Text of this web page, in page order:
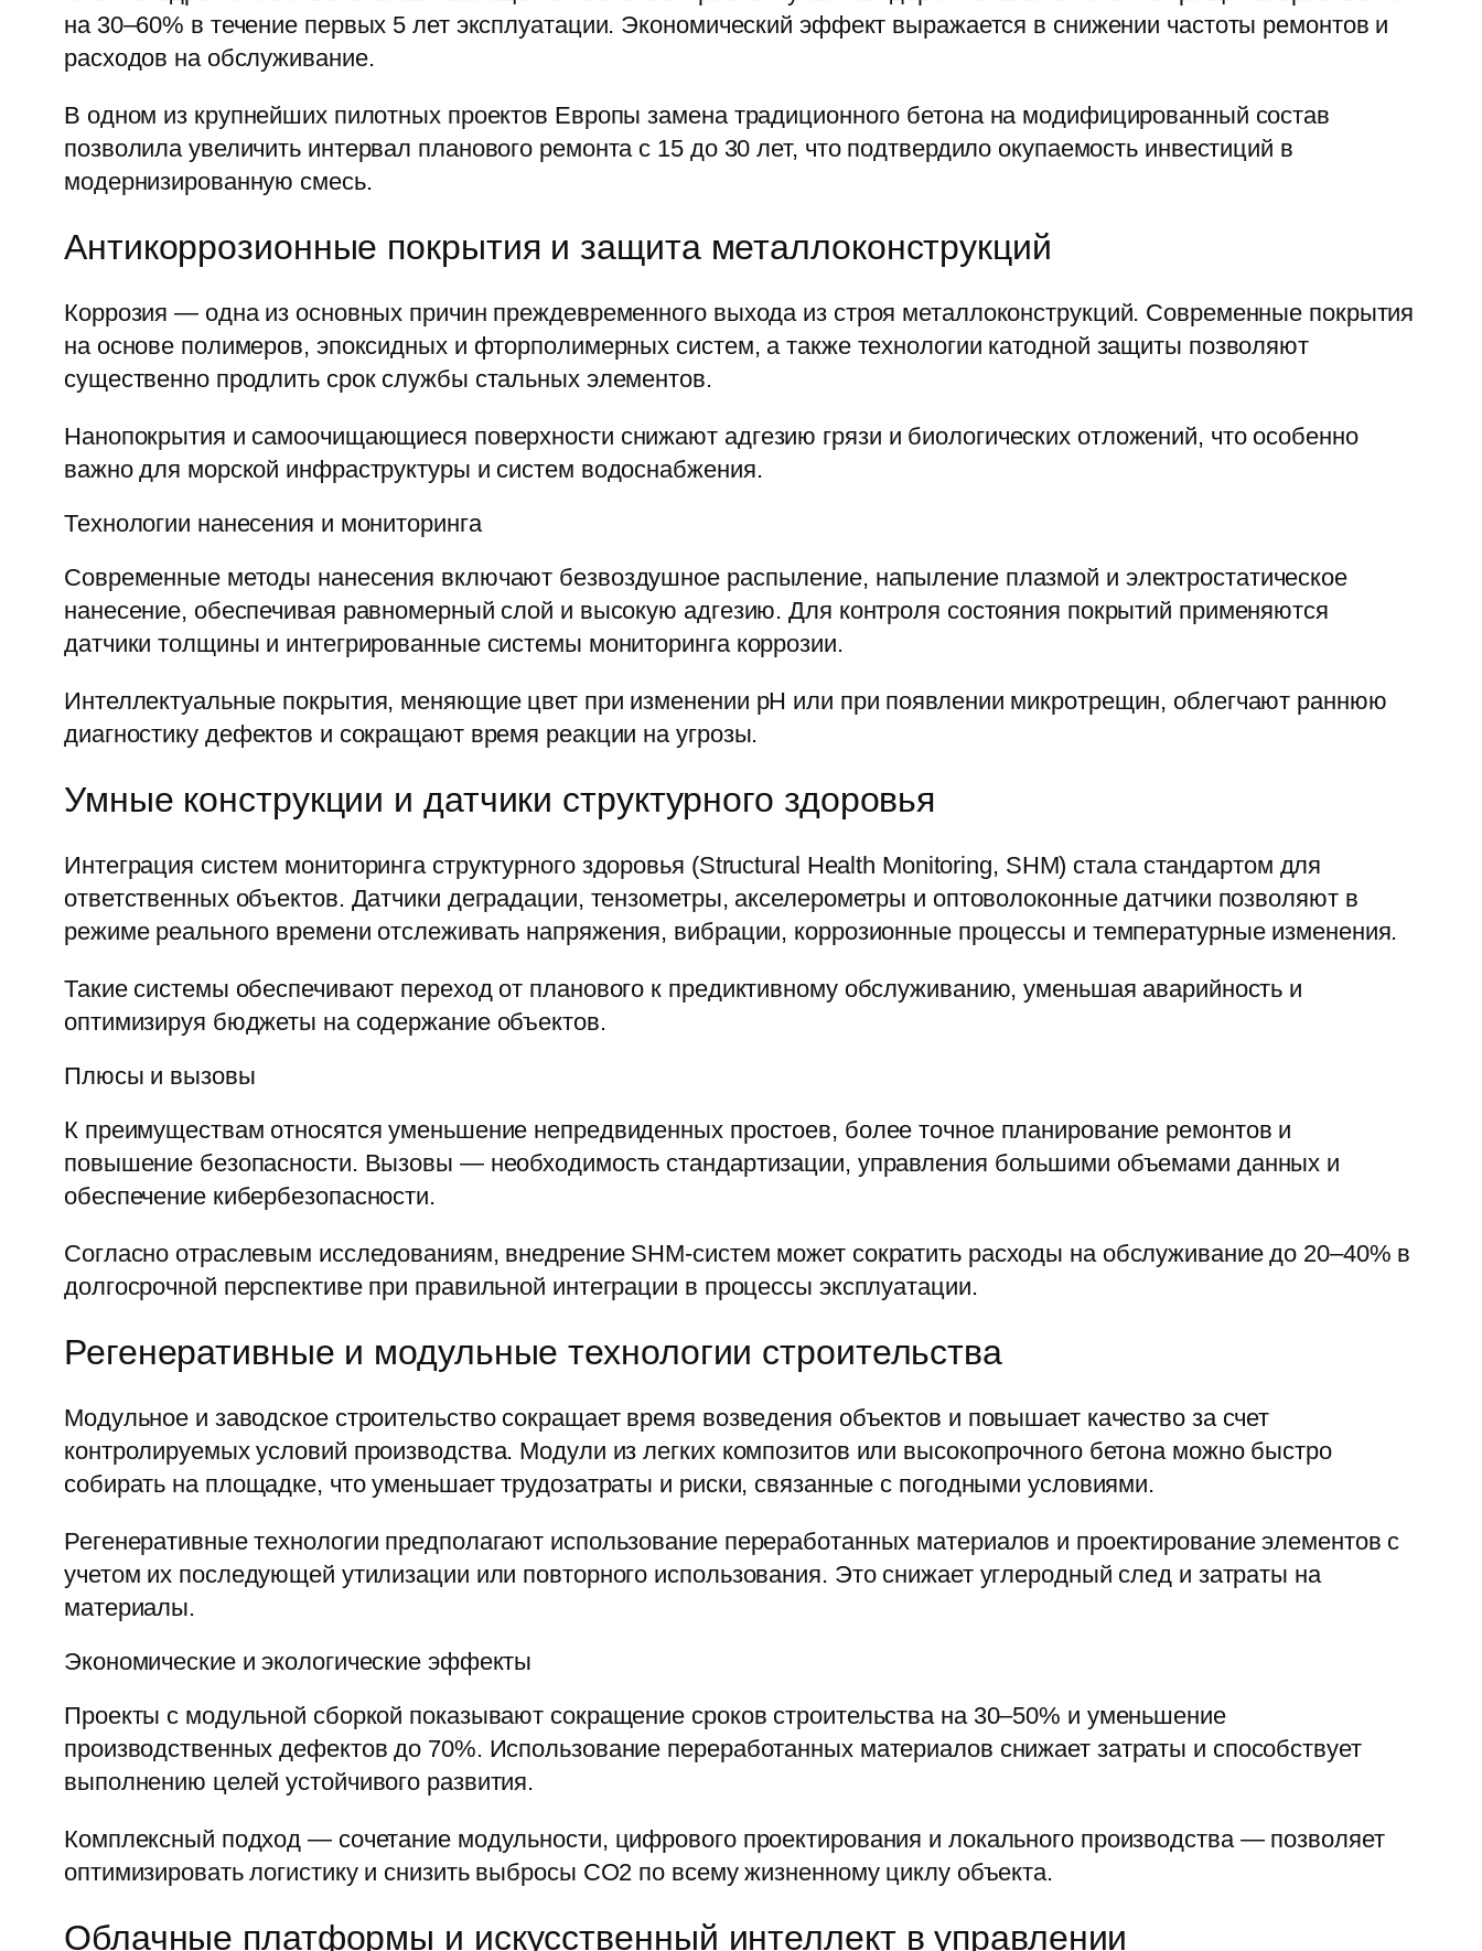
на 30–60% в течение первых 5 лет эксплуатации. Экономический эффект выражается в снижении частоты ремонтов и
расходов на обслуживание.
В одном из крупнейших пилотных проектов Европы замена традиционного бетона на модифицированный состав
позволила увеличить интервал планового ремонта с 15 до 30 лет, что подтвердило окупаемость инвестиций в
модернизированную смесь.
Антикоррозионные покрытия и защита металлоконструкций
Коррозия — одна из основных причин преждевременного выхода из строя металлоконструкций. Современные покрытия
на основе полимеров, эпоксидных и фторполимерных систем, а также технологии катодной защиты позволяют
существенно продлить срок службы стальных элементов.
Нанопокрытия и самоочищающиеся поверхности снижают адгезию грязи и биологических отложений, что особенно
важно для морской инфраструктуры и систем водоснабжения.
Технологии нанесения и мониторинга
Современные методы нанесения включают безвоздушное распыление, напыление плазмой и электростатическое
нанесение, обеспечивая равномерный слой и высокую адгезию. Для контроля состояния покрытий применяются
датчики толщины и интегрированные системы мониторинга коррозии.
Интеллектуальные покрытия, меняющие цвет при изменении pH или при появлении микротрещин, облегчают раннюю
диагностику дефектов и сокращают время реакции на угрозы.
Умные конструкции и датчики структурного здоровья
Интеграция систем мониторинга структурного здоровья (Structural Health Monitoring, SHM) стала стандартом для
ответственных объектов. Датчики деградации, тензометры, акселерометры и оптоволоконные датчики позволяют в
режиме реального времени отслеживать напряжения, вибрации, коррозионные процессы и температурные изменения.
Такие системы обеспечивают переход от планового к предиктивному обслуживанию, уменьшая аварийность и
оптимизируя бюджеты на содержание объектов.
Плюсы и вызовы
К преимуществам относятся уменьшение непредвиденных простоев, более точное планирование ремонтов и
повышение безопасности. Вызовы — необходимость стандартизации, управления большими объемами данных и
обеспечение кибербезопасности.
Согласно отраслевым исследованиям, внедрение SHM-систем может сократить расходы на обслуживание до 20–40% в
долгосрочной перспективе при правильной интеграции в процессы эксплуатации.
Регенеративные и модульные технологии строительства
Модульное и заводское строительство сокращает время возведения объектов и повышает качество за счет
контролируемых условий производства. Модули из легких композитов или высокопрочного бетона можно быстро
собирать на площадке, что уменьшает трудозатраты и риски, связанные с погодными условиями.
Регенеративные технологии предполагают использование переработанных материалов и проектирование элементов с
учетом их последующей утилизации или повторного использования. Это снижает углеродный след и затраты на
материалы.
Экономические и экологические эффекты
Проекты с модульной сборкой показывают сокращение сроков строительства на 30–50% и уменьшение
производственных дефектов до 70%. Использование переработанных материалов снижает затраты и способствует
выполнению целей устойчивого развития.
Комплексный подход — сочетание модульности, цифрового проектирования и локального производства — позволяет
оптимизировать логистику и снизить выбросы CO2 по всему жизненному циклу объекта.
Облачные платформы и искусственный интеллект в управлении